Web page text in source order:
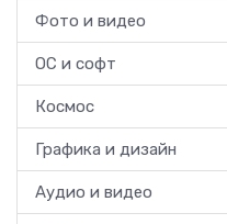
Фото и видео
ОС и софт
Космос
Графика и дизайн
Аудио и видео